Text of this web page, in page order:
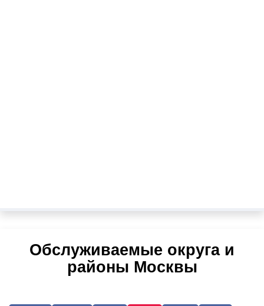
Обслуживаемые округа и
районы Москвы